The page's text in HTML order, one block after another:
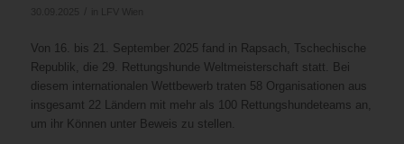
Von 16. bis 21. September 2025 fand in Rapsach, Tschechische
Republik, die 29. Rettungshunde Weltmeisterschaft statt. Bei
diesem internationalen Wettbewerb traten 58 Organisationen aus
insgesamt 22 Ländern mit mehr als 100 Rettungshundeteams an,
um ihr Können unter Beweis zu stellen.